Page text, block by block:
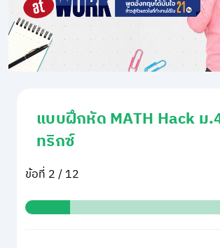
แบบฝึกหัด MATH Hack ม
ทริกซ์
ข้อที่ 2 / 12